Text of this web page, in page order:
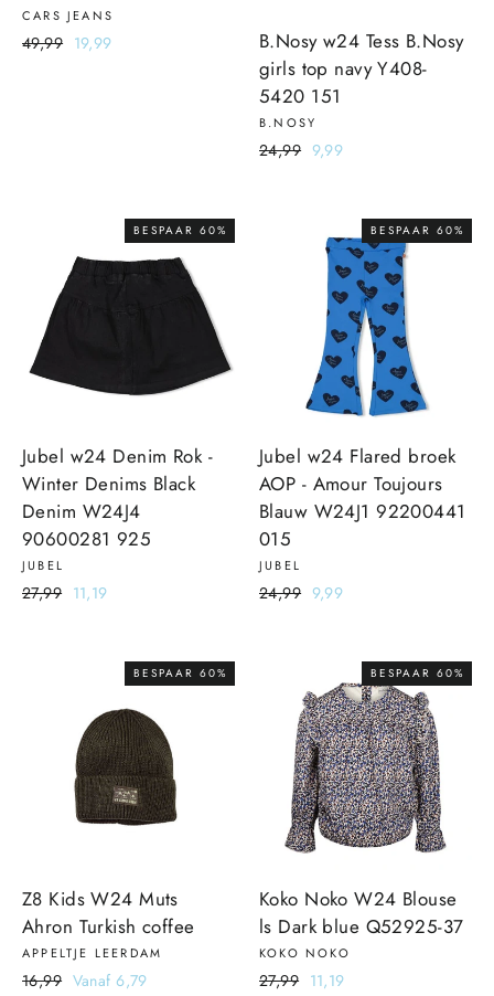
CARS JEANS
Normale
49,99 Sale
19,99
B.Nosy w24 Tess B.Nosy
girls top navy Y408-
5420 151
B.NOSY
Normale
24,99 Sale
9,99
BESPAAR 60%
Jubel w24 Denim Rok -
Winter Denims Black
Denim W24J4
90600281 925
JUBEL
Normale
27,99 Sale
11,19
BESPAAR 60%
Jubel w24 Flared broek
AOP - Amour Toujours
Blauw W24J1 92200441
015
JUBEL
Normale
24,99 Sale
9,99
BESPAAR 60%
Z8 Kids W24 Muts
Ahron Turkish coffee
APPELTJE LEERDAM
Normale
16,99 Sale
Vanaf 6,79
BESPAAR 60%
Koko Noko W24 Blouse
ls Dark blue Q52925-37
KOKO NOKO
Normale
27,99 Sale
11,19